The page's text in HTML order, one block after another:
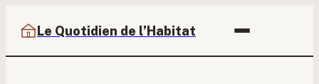
Le Quotidien de l’Habitat